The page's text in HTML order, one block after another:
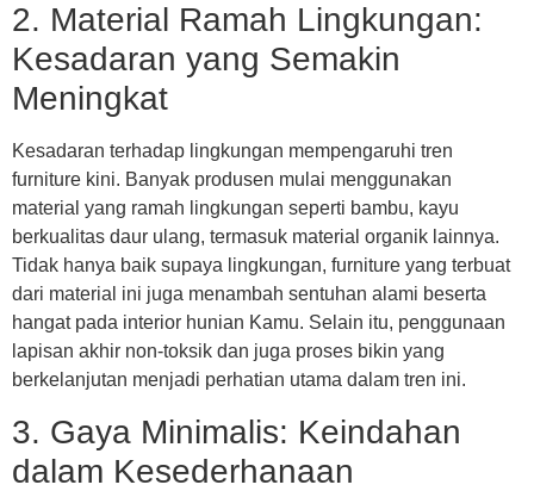
2. Material Ramah Lingkungan:
Kesadaran yang Semakin
Meningkat
Kesadaran terhadap lingkungan mempengaruhi tren
furniture kini. Banyak produsen mulai menggunakan
material yang ramah lingkungan seperti bambu, kayu
berkualitas daur ulang, termasuk material organik lainnya.
Tidak hanya baik supaya lingkungan, furniture yang terbuat
dari material ini juga menambah sentuhan alami beserta
hangat pada interior hunian Kamu. Selain itu, penggunaan
lapisan akhir non-toksik dan juga proses bikin yang
berkelanjutan menjadi perhatian utama dalam tren ini.
3. Gaya Minimalis: Keindahan
dalam Kesederhanaan